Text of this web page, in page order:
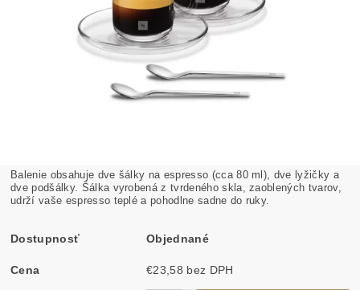
Balenie obsahuje dve šálky na espresso (cca 80 ml), dve lyžičky a
dve podšálky. Šálka vyrobená z tvrdeného skla, zaoblených tvarov,
udrží vaše espresso teplé a pohodlne sadne do ruky.
Dostupnosť Objednané
Cena €23,58 bez DPH